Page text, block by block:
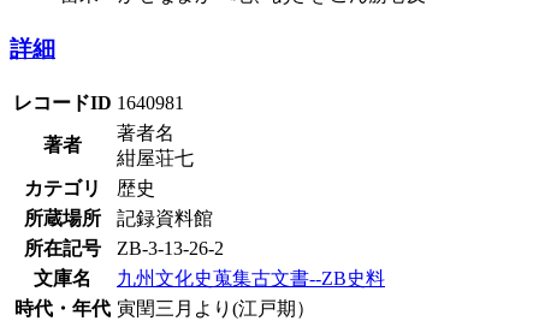
詳細
レコードID 1640981
著者
著者名
紺屋荘七
カテゴリ
歴史
所蔵場所
記録資料館
所在記号
ZB-3-13-26-2
文庫名
九州文化史蒐集古文書--ZB史料
時代・年代 寅閏三月より(江戸期）